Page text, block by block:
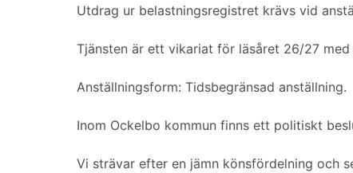
Utdrag ur belastningsregistret krävs vid
Tjänsten är ett vikariat för läsåret 26/27
Anställningsform: Tidsbegränsad anställning.
Inom Ockelbo kommun finns ett politiskt
Vi strävar efter en jämn könsfördelning och